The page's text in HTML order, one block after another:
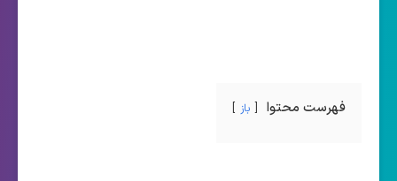
فهرست محتوا باز